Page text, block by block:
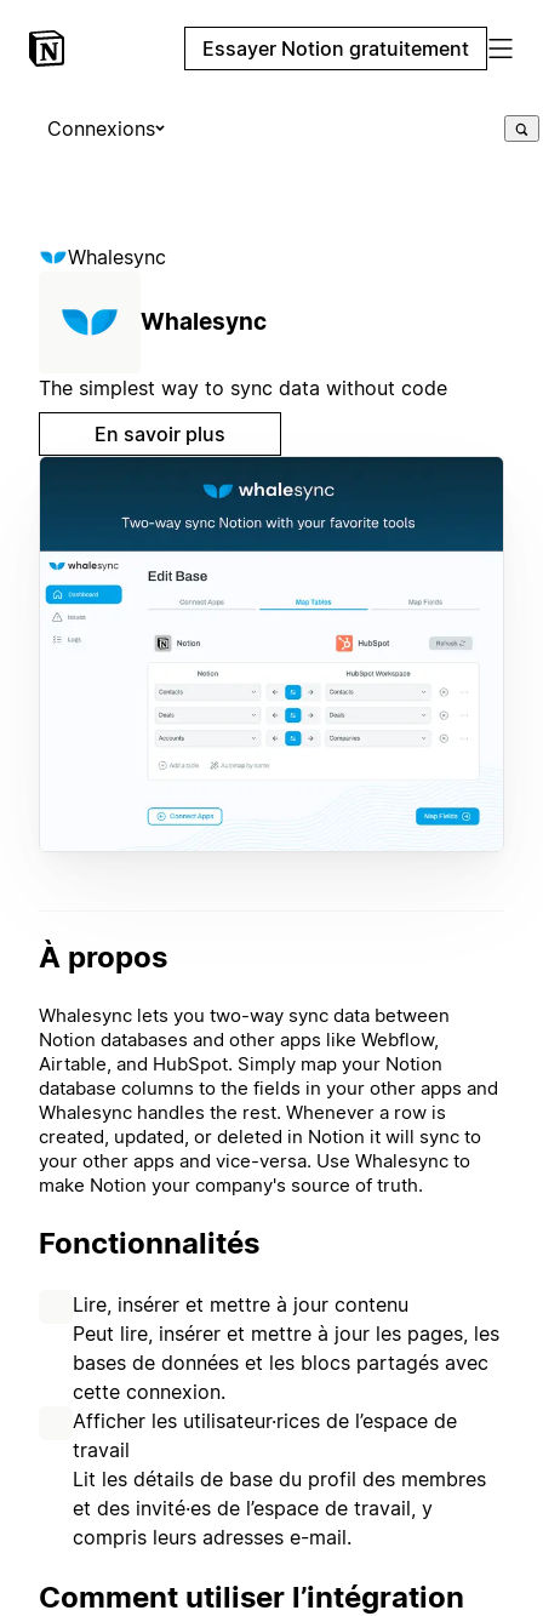
Essayer Notion gratuitement
Connexions
Whalesync
Whalesync
The simplest way to sync data without code
En savoir plus
À propos
Whalesync lets you two-way sync data between
Notion databases and other apps like Webflow,
Airtable, and HubSpot. Simply map your Notion
database columns to the fields in your other apps and
Whalesync handles the rest. Whenever a row is
created, updated, or deleted in Notion it will sync to
your other apps and vice-versa. Use Whalesync to
make Notion your company's source of truth.
Fonctionnalités
Lire, insérer et mettre à jour contenu
Peut lire, insérer et mettre à jour les pages, les
bases de données et les blocs partagés avec
cette connexion.
Afficher les utilisateur·rices de l’espace de
travail
Lit les détails de base du profil des membres
et des invité·es de l’espace de travail, y
compris leurs adresses e-mail.
Comment utiliser l’intégration